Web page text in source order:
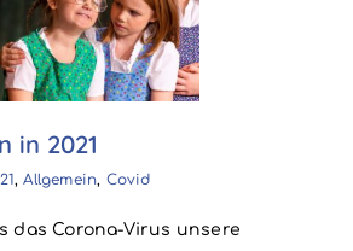
in 2021
,Allgemein, Covid
das Corona-Virus unsere